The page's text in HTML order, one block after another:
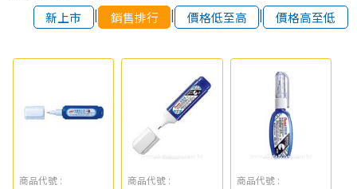
新上市
| 銷售排行 | 價格低至高 | 價格高至低
商品代號 :
商品代號 :
商品代號 :